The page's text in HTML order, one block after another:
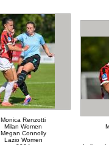
Monica Renzotti
Milan Women
Megan Connolly
Lazio Women